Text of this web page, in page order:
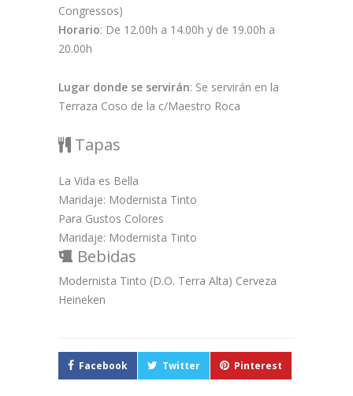
Congressos)
Horario: De 12.00h a 14.00h y de 19.00h a
20.00h
Lugar donde se servirán: Se servirán en la
Terraza Coso de la c/Maestro Roca
Tapas
La Vida es Bella
Maridaje: Modernista Tinto
Para Gustos Colores
Maridaje: Modernista Tinto
Bebidas
Modernista Tinto (D.O. Terra Alta) Cerveza
Heineken
Facebook Twitter Pinterest